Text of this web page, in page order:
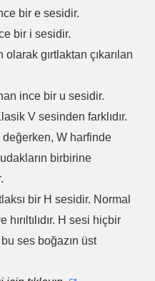
bir e sesidir.
bir i sesidir.
olarak gırtlaktan çıkarılan
ince bir u sesidir.
V sesinden farklıdır.
W harfinde
birbirine
bir H sesidir. Normal
H sesi hiçbir
ses boğazın üst